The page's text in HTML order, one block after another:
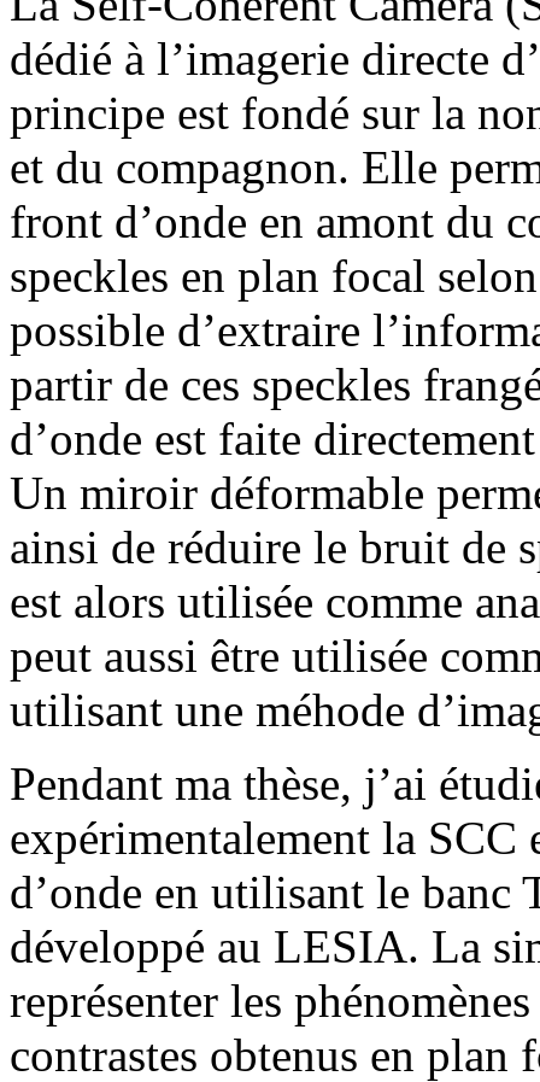
dédié à l’imagerie directe
principe est fondé sur la
et du compagnon. Elle
front d’onde en amont du
speckles en plan focal
possible d’extraire
partir de ces speckles
d’onde est faite
Un miroir déformable
ainsi de réduire le bruit de
est alors utilisée comme
peut aussi être utilisée
utilisant une méhode
Pendant ma thèse, j’ai
expérimentalement la SCC
d’onde en utilisant le
développé au LESIA. La
représenter les
contrastes obtenus en plan